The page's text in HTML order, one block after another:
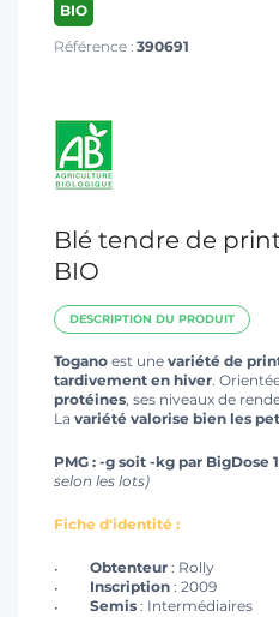
BIO
Référence : 390691
Blé tendre de
BIO
DESCRIPTION DU PRODUIT
Togano est une variété de
tardivement en hiver.
protéines, ses niveaux de
La variété valorise bien les
PMG : -g soit -kg par BigDose
selon les lots)
Fiche d'identité :
Obtenteur : Rolly
Inscription : 2009
Semis : Intermédiaires